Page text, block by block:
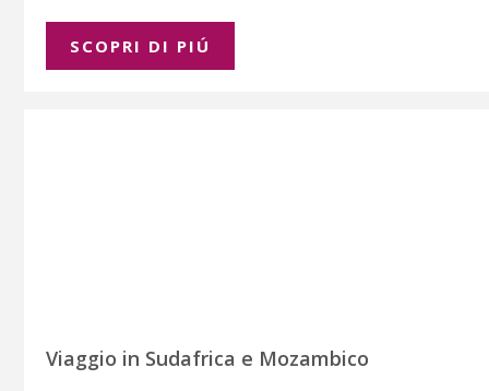
SCOPRI DI PIÚ
Viaggio in Sudafrica e Mozambico